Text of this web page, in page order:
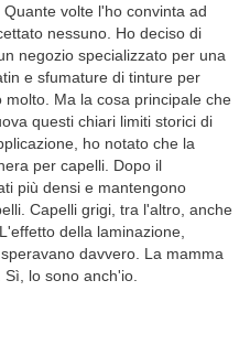
volte l'ho convinta ad
nessuno. Ho deciso di
negozio specializzato per una
e sfumature di tinture per
Ma la cosa principale che
questi chiari limiti storici di
ho notato che la
per capelli. Dopo il
più densi e mantengono
Capelli grigi, tra l'altro, anche
della laminazione,
davvero. La mamma
lo sono anch'io.